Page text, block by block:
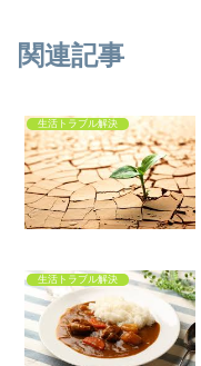
関連記事
生活トラブル解決
生活トラブル解決